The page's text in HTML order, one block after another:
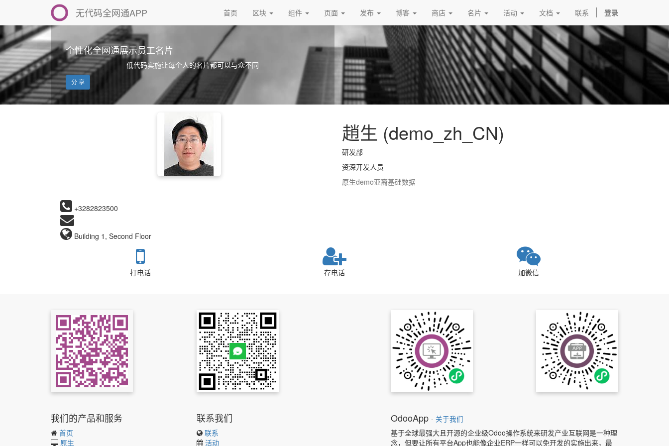
无代码全网通APP 首页 区块 组件 页面 发布 博客 商店 名片 活动 文档 联系 登录
个性化全网通展示员工名片
低代码实施让每个人的名片都可以与众不同
分 享
趙生 (demo_zh_CN)
研发部
资深开发人员
原生demo亚裔基础数据
+3282823500
Building 1, Second Floor
打电话 存电话 加微信
我们的产品和服务
首页
原生
联系我们
联系
活动
OdooApp - 关于我们
基于全球最强大且开源的企业级Odoo操作系统来研发产业互联网是一种理
念，但要让所有平台App也能像企业ERP一样可以免开发的实施出来，最